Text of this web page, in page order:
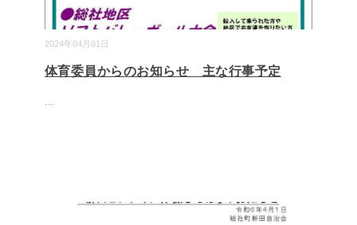
2024年04月01日
体育委員からのお知らせ 主な行事予定